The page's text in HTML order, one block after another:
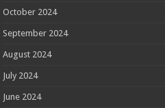
October 2024
September 2024
August 2024
July 2024
June 2024